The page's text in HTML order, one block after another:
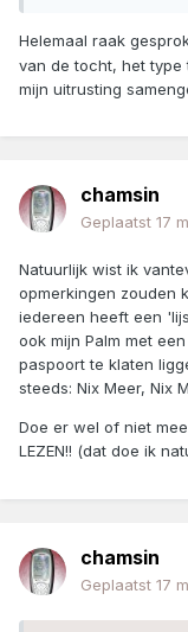
Helemaal raak
van de tocht, het
mijn uitrusting
chamsin
Geplaatst 17
Natuurlijk wist ik
opmerkingen zouden
iedereen heeft een
ook mijn Palm met
paspoort te klaten
steeds: Nix Meer, Nix
Doe er wel of niet
LEZEN!! (dat doe ik
chamsin
Geplaatst 17